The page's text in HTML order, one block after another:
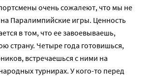
очень сожалеют, что мы не
Паралимпийские игры. Ценность
в том, что ее завоевываешь,
страну. Четыре года готовишься,
встречаешься с ними на
турнирах. У кого-то перед